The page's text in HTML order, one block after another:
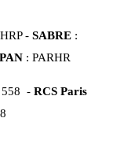
- SABRE :
: PARHR
558 - RCS Paris